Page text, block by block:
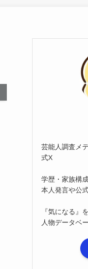
芸能人調査メ
式X
学歴・家族構
本人発言や公
『気になる』
人物データベ